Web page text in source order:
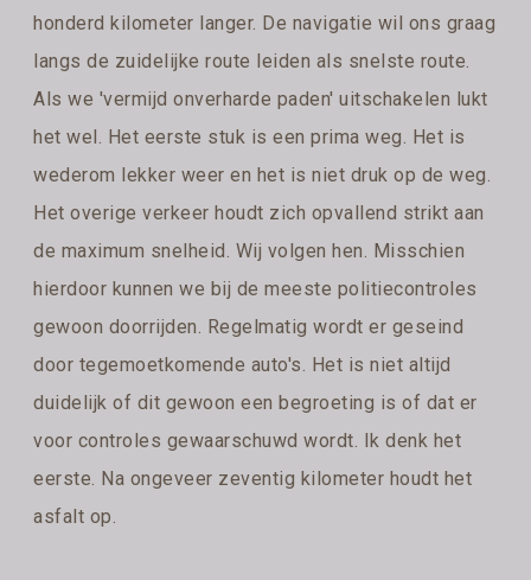
honderd kilometer langer. De navigatie wil ons graag
langs de zuidelijke route leiden als snelste route.
Als we 'vermijd onverharde paden' uitschakelen lukt
het wel. Het eerste stuk is een prima weg. Het is
wederom lekker weer en het is niet druk op de weg.
Het overige verkeer houdt zich opvallend strikt aan
de maximum snelheid. Wij volgen hen. Misschien
hierdoor kunnen we bij de meeste politiecontroles
gewoon doorrijden. Regelmatig wordt er geseind
door tegemoetkomende auto's. Het is niet altijd
duidelijk of dit gewoon een begroeting is of dat er
voor controles gewaarschuwd wordt. Ik denk het
eerste. Na ongeveer zeventig kilometer houdt het
asfalt op.